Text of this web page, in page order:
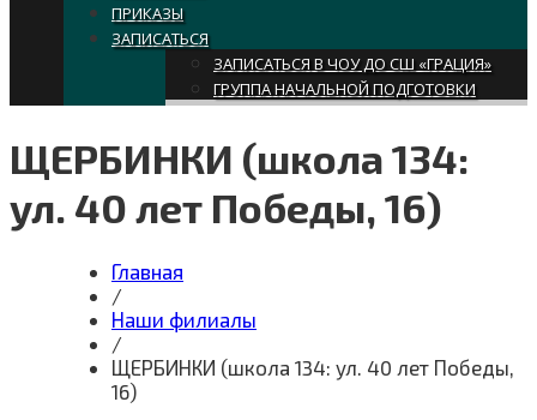
ПРИКАЗЫ
ЗАПИСАТЬСЯ
ЗАПИСАТЬСЯ В ЧОУ ДО СШ «ГРАЦИЯ»
ГРУППА НАЧАЛЬНОЙ ПОДГОТОВКИ
ЩЕРБИНКИ (школа 134:
ул. 40 лет Победы, 16)
Главная
/
Наши филиалы
/
ЩЕРБИНКИ (школа 134: ул. 40 лет Победы,
16)